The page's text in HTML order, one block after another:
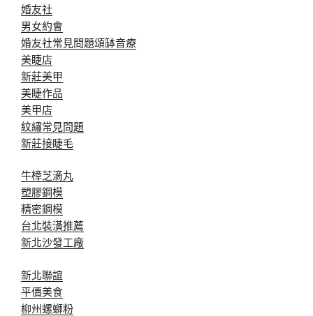
婚友社
男女約會
婚友社常見問題頌缽音療
美睫店
新莊美甲
美睫作品
美甲店
紋繡常見問題
新莊接睫毛
牛樟芝滴丸
塑膠鋼模
精密鋼模
台北裝潢推薦
新北沙發工廠
新北聯誼
平價美食
柳州螺螄粉